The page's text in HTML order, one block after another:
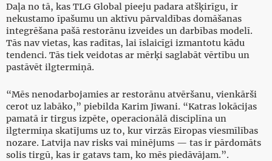
Daļa no tā, kas TLG Global pieeju padara atšķirīgu, ir
nekustamo īpašumu un aktīvu pārvaldības domāšanas
integrēšana pašā restorānu izveides un darbības modelī.
Tās nav vietas, kas radītas, lai īslaicīgi izmantotu kādu
tendenci. Tās tiek veidotas ar mērķi saglabāt vērtību un
pastāvēt ilgtermiņā.
“Mēs nenodarbojamies ar restorānu atvēršanu, vienkārši
cerot uz labāko,” piebilda Karim Jiwani. “Katras lokācijas
pamatā ir tirgus izpēte, operacionālā disciplīna un
ilgtermiņa skatījums uz to, kur virzās Eiropas viesmīlības
nozare. Latvija nav risks vai minējums — tas ir pārdomāts
solis tirgū, kas ir gatavs tam, ko mēs piedāvājam.”.